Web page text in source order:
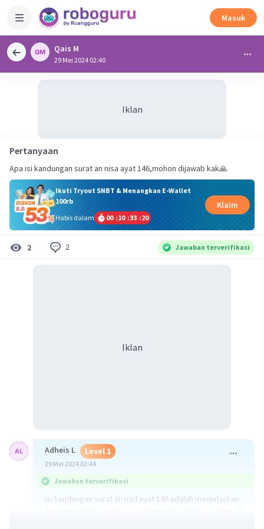
Masuk
Qais M
29 Mei 2024 02:40
Iklan
Pertanyaan
Apa isi kandungan surat an nisa ayat 146,mohon dijawab kak🙏
Ikuti Tryout SNBT & Menangkan E-Wallet
100rb
Habis dalam
00 :10 :33 :20
Klaim
2 2 Jawaban terverifikasi
Iklan
Adheis L Level 1
29 Mei 2024 02:44
Jawaban terverifikasi
isi kandungan surat an nad ayat 146 adalah menjelaskan